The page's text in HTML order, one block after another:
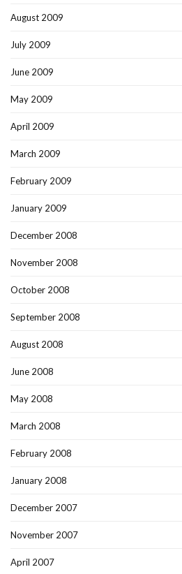
August 2009
July 2009
June 2009
May 2009
April 2009
March 2009
February 2009
January 2009
December 2008
November 2008
October 2008
September 2008
August 2008
June 2008
May 2008
March 2008
February 2008
January 2008
December 2007
November 2007
April 2007